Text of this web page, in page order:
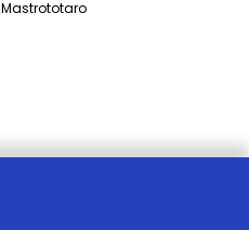
Mastrototaro